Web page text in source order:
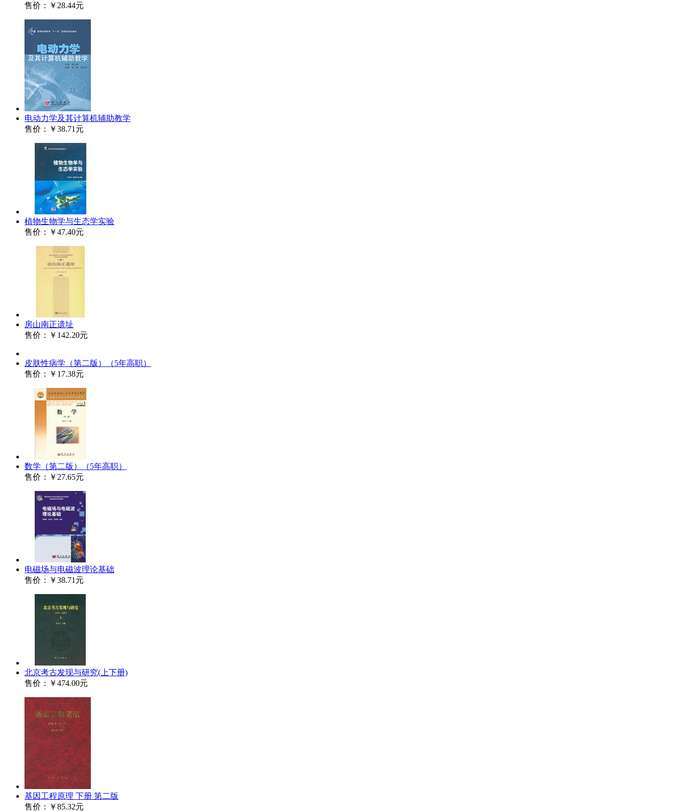
售价：
￥28.44元
电动力学及其计算机辅助教学
售价：
￥38.71元
植物生物学与生态学实验
售价：
￥47.40元
房山南正遗址
售价：
￥142.20元
皮肤性病学（第二版）（5年高职）
售价：
￥17.38元
数学（第二版）（5年高职）
售价：
￥27.65元
电磁场与电磁波理论基础
售价：
￥38.71元
北京考古发现与研究(上下册)
售价：
￥474.00元
基因工程原理 下册 第二版
售价：
￥85.32元